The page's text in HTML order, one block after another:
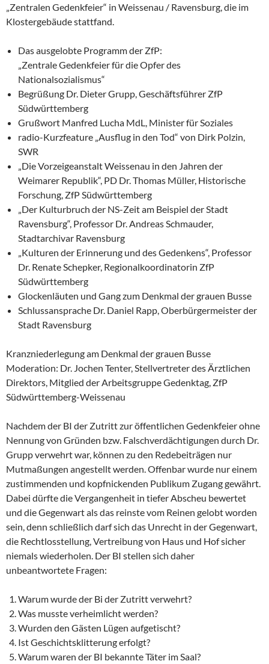
„Zentralen Gedenkfeier“ in Weissenau / Ravensburg, die im
Klostergebäude stattfand.
Das ausgelobte Programm der ZfP:
„Zentrale Gedenkfeier für die Opfer des
Nationalsozialismus“
Begrüßung Dr. Dieter Grupp, Geschäftsführer ZfP
Südwürttemberg
Grußwort Manfred Lucha MdL, Minister für Soziales
radio-Kurzfeature „Ausflug in den Tod“ von Dirk Polzin,
SWR
„Die Vorzeigeanstalt Weissenau in den Jahren der
Weimarer Republik“, PD Dr. Thomas Müller, Historische
Forschung, ZfP Südwürttemberg
„Der Kulturbruch der NS-Zeit am Beispiel der Stadt
Ravensburg“, Professor Dr. Andreas Schmauder,
Stadtarchivar Ravensburg
„Kulturen der Erinnerung und des Gedenkens“, Professor
Dr. Renate Schepker, Regionalkoordinatorin ZfP
Südwürttemberg
Glockenläuten und Gang zum Denkmal der grauen Busse
Schlussansprache Dr. Daniel Rapp, Oberbürgermeister der
Stadt Ravensburg
Kranzniederlegung am Denkmal der grauen Busse
Moderation: Dr. Jochen Tenter, Stellvertreter des Ärztlichen
Direktors, Mitglied der Arbeitsgruppe Gedenktag, ZfP
Südwürttemberg-Weissenau
Nachdem der BI der Zutritt zur öffentlichen Gedenkfeier ohne
Nennung von Gründen bzw. Falschverdächtigungen durch Dr.
Grupp verwehrt war, können zu den Redebeiträgen nur
Mutmaßungen angestellt werden. Offenbar wurde nur einem
zustimmenden und kopfnickenden Publikum Zugang gewährt.
Dabei dürfte die Vergangenheit in tiefer Abscheu bewertet
und die Gegenwart als das reinste vom Reinen gelobt worden
sein, denn schließlich darf sich das Unrecht in der Gegenwart,
die Rechtlosstellung, Vertreibung von Haus und Hof sicher
niemals wiederholen. Der BI stellen sich daher
unbeantwortete Fragen:
Warum wurde der Bi der Zutritt verwehrt?
Was musste verheimlicht werden?
Wurden den Gästen Lügen aufgetischt?
Ist Geschichtsklitterung erfolgt?
Warum waren der BI bekannte Täter im Saal?